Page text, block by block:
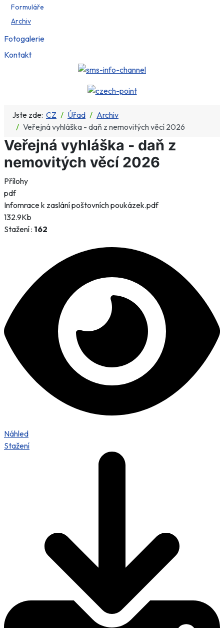
Formuláře
Archiv
Fotogalerie
Kontakt
Jste zde: CZ Úřad
Archiv
Veřejná vyhláška - daň z nemovitých věcí 2026
Veřejná vyhláška - daň z
nemovitých věcí 2026
Přílohy
pdf
Infomrace k zaslání poštovních poukázek.pdf
132.9Kb
Stažení : 162
Náhled
Stažení